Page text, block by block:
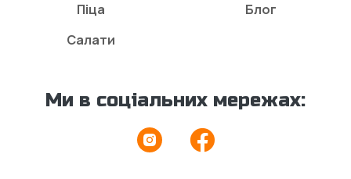
Піца
Салати
Блог
Ми в соціальних мережах: